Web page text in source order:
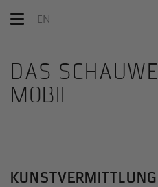
Toggle
EN
DAS
MOBIL